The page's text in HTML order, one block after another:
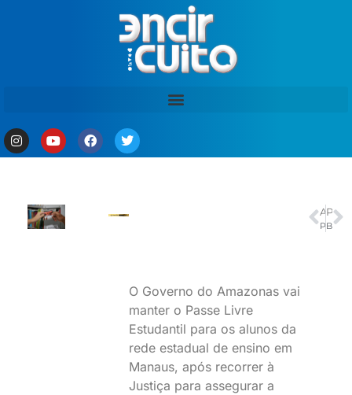
O Governo do Amazonas vai
manter o Passe Livre
Estudantil para os alunos da
rede estadual de ensino em
Manaus, após recorrer à
Justiça para assegurar a
ANTERIOR
Procon lança cartilha sobre direitos do consumidor para refugiados
PRÓXIMO
BB assina acordo de US$ 700 milhões para exportações e energia limpa